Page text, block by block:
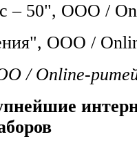
– 50", ООО /
ООО /
/ Online-